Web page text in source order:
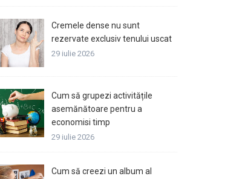
Cremele dense nu sunt
rezervate exclusiv tenului uscat
29 iulie 2026
Cum să grupezi activitățile
asemănătoare pentru a
economisi timp
29 iulie 2026
Cum să creezi un album al